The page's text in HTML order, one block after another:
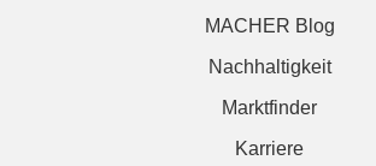
MACHER Blog
Nachhaltigkeit
Marktfinder
Karriere